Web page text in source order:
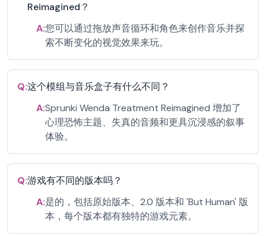
Reimagined？
A:您可以通过拖放声音循环和角色来创作音乐并探
索不断变化的视觉效果来玩。
Q:这个模组与音乐盒子有什么不同？
A:Sprunki Wenda Treatment Reimagined 增加了
心理恐怖主题、失真的音频和更具沉浸感的叙事
体验。
Q:游戏有不同的版本吗？
A:是的，包括原始版本、2.0 版本和 'But Human' 版
本，每个版本都有独特的游戏元素。